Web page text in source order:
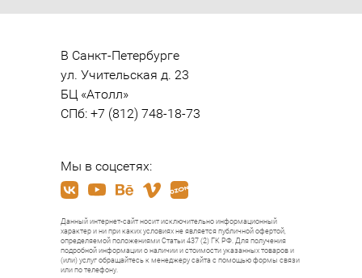
В Санкт-Петербурге
ул. Учительская д. 23
БЦ «Атолл»
СПб: +7 (812) 748-18-73
Мы в соцсетях:
Данный интернет-сайт носит исключительно информационный
характер и ни при каких условиях не является публичной офертой,
определяемой положениями Статьи 437 (2) ГК РФ. Для получения
подробной информации о наличии и стоимости указанных товаров и
(или) услуг обращайтесь к менеджеру сайта с помощью формы связи
или по телефону.